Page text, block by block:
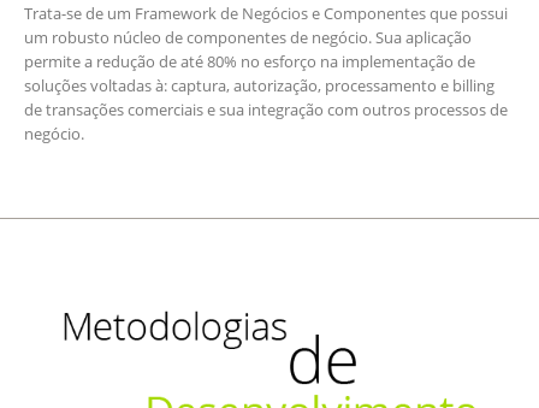
Trata-se de um Framework de Negócios e Componentes que possui
um robusto núcleo de componentes de negócio. Sua aplicação
permite a redução de até 80% no esforço na implementação de
soluções voltadas à: captura, autorização, processamento e billing
de transações comerciais e sua integração com outros processos de
negócio.